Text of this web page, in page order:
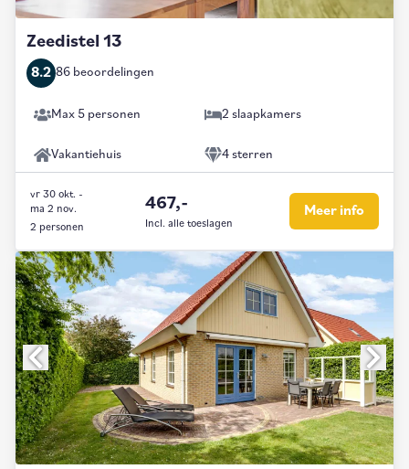
Zeedistel 13
8.2 86 beoordelingen
Max 5 personen 2 slaapkamers
Vakantiehuis 4 sterren
467,-
Incl. alle toeslagen
vr 30 okt. -
ma 2 nov.
2 personen
Meer info